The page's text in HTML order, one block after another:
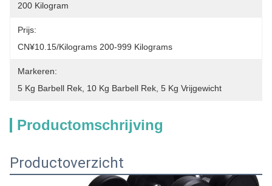
200 Kilogram
Prijs:
CN¥10.15/kilograms 200-999 Kilograms
Markeren:
5 Kg Barbell Rek 10 Kg Barbell Rek 5 Kg Vrijgewicht
Productomschrijving
Productoverzicht